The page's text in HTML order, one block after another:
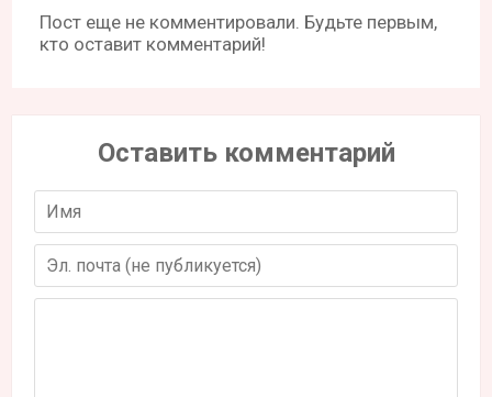
Пост еще не комментировали. Будьте первым,
кто оставит комментарий!
Оставить комментарий